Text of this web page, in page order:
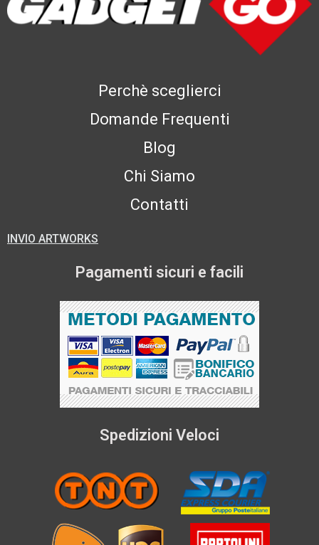
Perchè sceglierci
Domande Frequenti
Blog
Chi Siamo
Contatti
INVIO ARTWORKS
Pagamenti sicuri e facili
Spedizioni Veloci